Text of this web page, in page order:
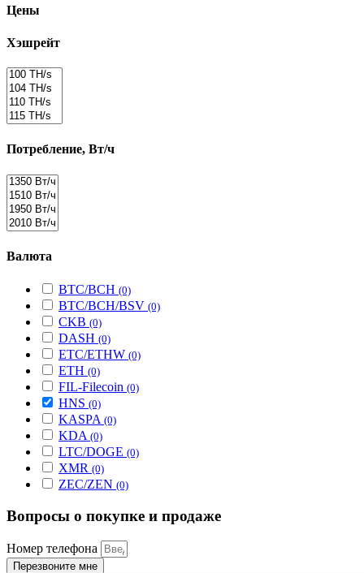
Цены
Хэшрейт
Потребление, Вт/ч
Валюта
BTC/BCH (0)
BTC/BCH/BSV (0)
CKB (0)
DASH (0)
ETC/ETHW (0)
ETH (0)
FIL-Filecoin (0)
HNS (0)
KASPA (0)
KDA (0)
LTC/DOGE (0)
XMR (0)
ZEC/ZEN (0)
Вопросы о покупке и продаже
Номер телефона
Перезвоните мне